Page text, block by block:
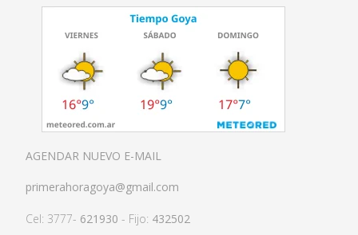
AGENDAR NUEVO E-MAIL
primerahoragoya@gmail.com
Cel: 3777- 621930 - Fijo: 432502